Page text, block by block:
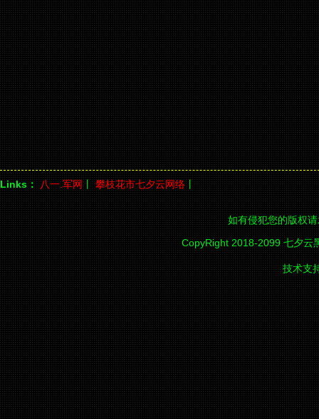
Links： 八一.军网丨攀枝花市七夕云网络丨
如有侵犯您的版权
CopyRight 2018-2099 七夕云
技术支